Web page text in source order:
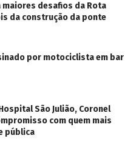
desafios da Rota
da construção da ponte
por motociclista em bar
São Julião, Coronel
com quem mais
pública